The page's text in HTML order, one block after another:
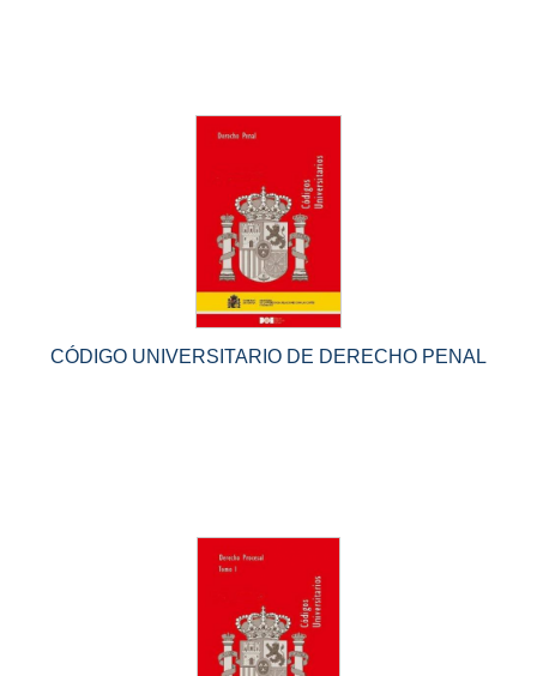
CÓDIGO UNIVERSITARIO DE DERECHO PENAL